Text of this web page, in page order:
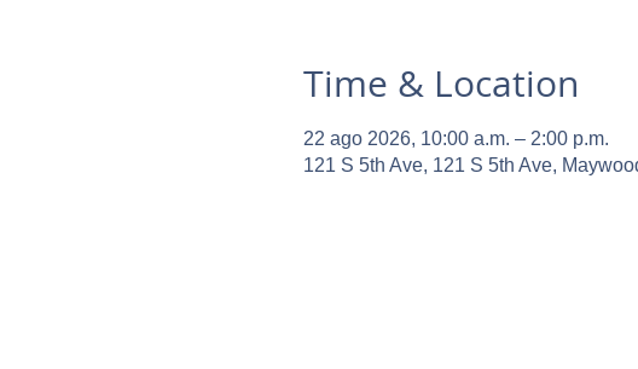
Time & Location
22 ago 2026, 10:00 a.m. – 2:00 p.m.
121 S 5th Ave, 121 S 5th Ave,